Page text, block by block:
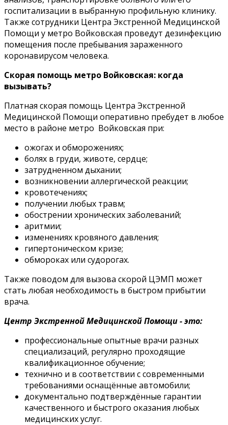
госпитализации в выбранную профильную клинику.
Также сотрудники Центра Экстренной Медицинской
Помощи у метро Войковская проведут дезинфекцию
помещения после пребывания зараженного
коронавирусом человека.
Скорая помощь метро Войковская: когда
вызывать?
Платная скорая помощь Центра Экстренной
Медицинской Помощи оперативно пребудет в любое
место в районе метро Войковская при:
ожогах и обморожениях;
болях в груди, животе, сердце;
затрудненном дыхании;
возникновении аллергической реакции;
кровотечениях;
получении любых травм;
обострении хронических заболеваний;
аритмии;
изменениях кровяного давления;
гипертоническом кризе;
обмороках или судорогах.
Также поводом для вызова скорой ЦЭМП может
стать любая необходимость в быстром прибытии
врача.
Центр Экстренной Медицинской Помощи - это:
профессиональные опытные врачи разных
специализаций, регулярно проходящие
квалификационное обучение;
технично и в соответствии с современными
требованиями оснащённые автомобили;
документально подтверждённые гарантии
качественного и быстрого оказания любых
медицинских услуг.